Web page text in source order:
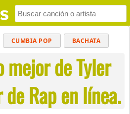
CUMBIA POP BACHATA
CRISTIANA REGGAETON
ELECTRÓNICA
CUMBIAS
mejor de Tyler
Rap en línea.